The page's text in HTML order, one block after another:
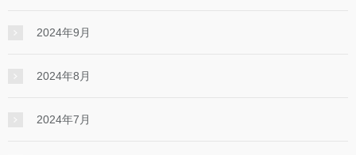
2024年9月
2024年8月
2024年7月